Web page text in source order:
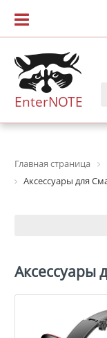
EnterNOTE
Главная страница
Аксессуары для
Аксессуары